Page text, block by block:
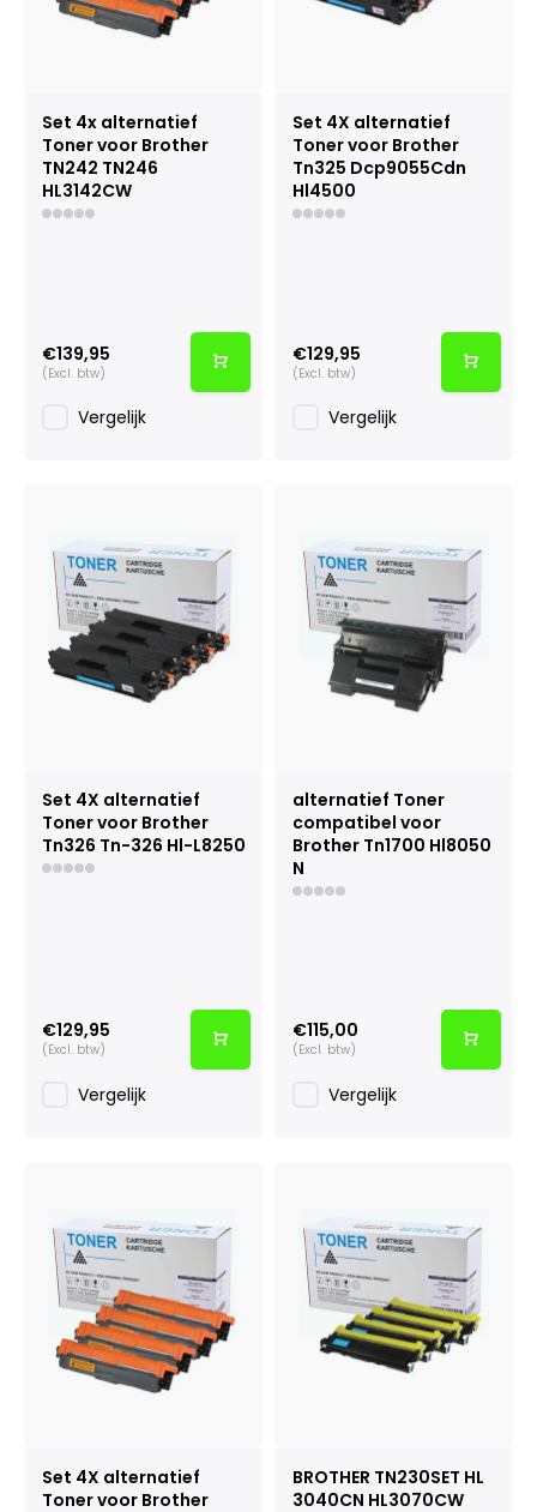
Set 4x alternatief
Toner voor Brother
TN242 TN246
HL3142CW
€139,95
(Excl. btw)
Vergelijk
Set 4X alternatief
Toner voor Brother
Tn325 Dcp9055Cdn
Hl4500
€129,95
(Excl. btw)
Vergelijk
Set 4X alternatief
Toner voor Brother
Tn326 Tn-326 Hl-L8250
€129,95
(Excl. btw)
Vergelijk
alternatief Toner
compatibel voor
Brother Tn1700 Hl8050
N
€115,00
(Excl. btw)
Vergelijk
Set 4X alternatief
Toner voor Brother
BROTHER TN230SET HL
3040CN HL3070CW